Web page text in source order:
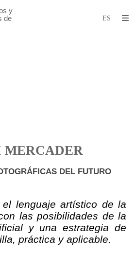
MERCADER
DEL FUTURO
lenguaje artístico de la
las posibilidades de la
y unaestrategia de
práctica y aplicable.